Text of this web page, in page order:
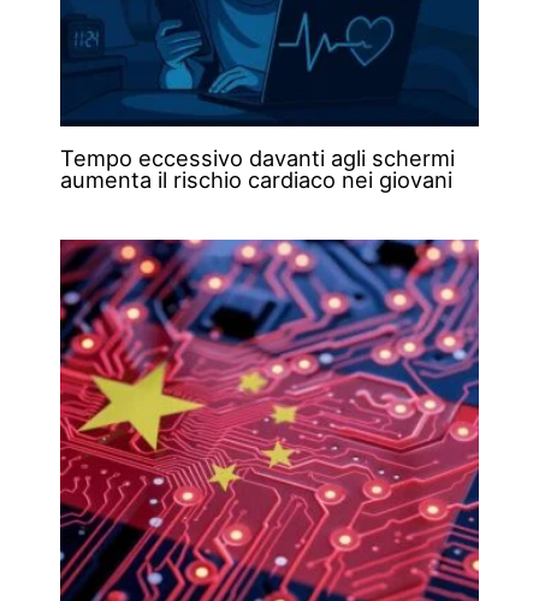
Tempo eccessivo davanti agli schermi
aumenta il rischio cardiaco nei giovani